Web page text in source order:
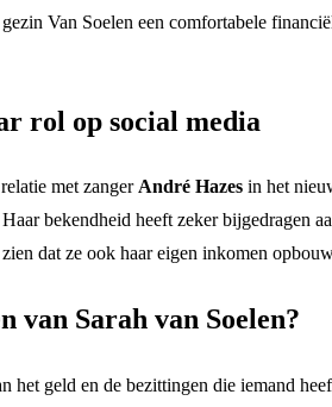
Van Soelen een comfortabele
rol op social media
met zangerAndré Hazes in het
bekendheid heeft zeker
dat ze ook haar eigen inkomen
van Sarah van Soelen?
het geld en de bezittingen die iemand